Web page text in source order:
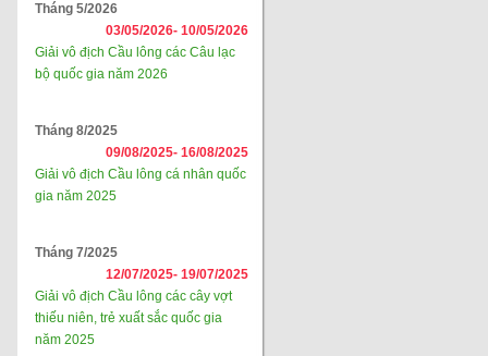
Tháng 5/2026
03/05/2026- 10/05/2026
Giải vô địch Cầu lông các Câu lạc
bộ quốc gia năm 2026
Tháng 8/2025
09/08/2025- 16/08/2025
Giải vô địch Cầu lông cá nhân quốc
gia năm 2025
Tháng 7/2025
12/07/2025- 19/07/2025
Giải vô địch Cầu lông các cây vợt
thiếu niên, trẻ xuất sắc quốc gia
năm 2025